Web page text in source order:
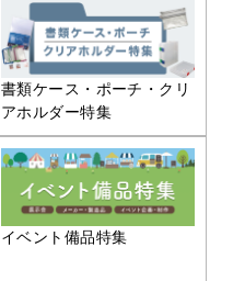
書類ケース・ポーチ・クリ
アホルダー特集
イベント備品特集